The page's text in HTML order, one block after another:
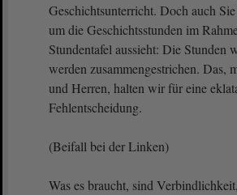
Geschichtsunterricht. Doch auch
um die Geschichtsstunden im
Stundentafel aussieht: Die Stunden
werden zusammengestrichen. Das,
und Herren, halten wir für eine
Fehlentscheidung.
(Beifall bei der Linken)
Was es braucht, sind